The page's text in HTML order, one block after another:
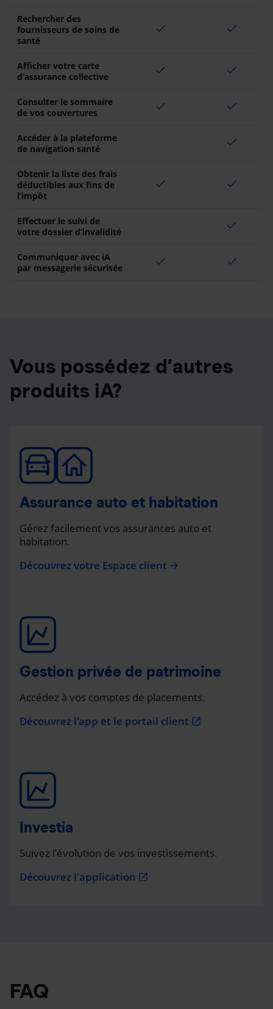
Rechercher des
fournisseurs de soins de
santé
check check
Afficher votre carte
d’assurance collective
check check
Consulter le sommaire
de vos couvertures
check check
Accéder à la plateforme
de navigation santé
check
Obtenir la liste des frais
déductibles aux fins de
l’impôt
check check
Effectuer le suivi de
votre dossier d’invalidité
check
Communiquer avec iA
par messagerie sécurisée
check check
Vous possédez d’autres
produits iA?
Assurance auto et habitation
Gérez facilement vos assurances auto et
habitation.
Découvrez votre Espace client arrow_forward
Gestion privée de patrimoine
Accédez à vos comptes de placements.
Découvrez l’app et le portail client open_in_new
Investia
Suivez l’évolution de vos investissements.
Découvrez l'application open_in_new
FAQ